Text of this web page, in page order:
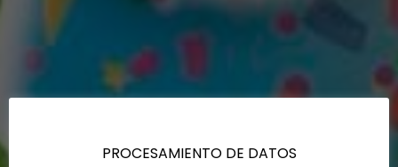
PROCESAMIENTO DE DATOS